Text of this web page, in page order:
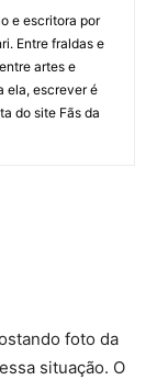
e escritora por
Entre fraldas e
artes e
ela, escrever é
do site Fãs da
foto da
situação. O